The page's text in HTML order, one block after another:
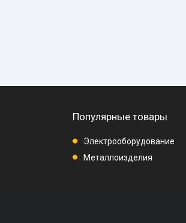
Популярные товары
Электрооборудование
Металлоизделия